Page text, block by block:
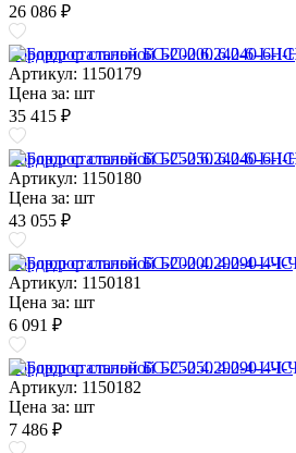
26 086 ₽
Бордюр стальной БС-200.6.240-6-I-НС
Артикул: 1150179
Цена за: шт
35 415 ₽
Бордюр стальной БС-250.6.240-6-I-НС
Артикул: 1150180
Цена за: шт
43 055 ₽
Бордюр стальной БС-200.4.290-4-I-ЧС
Артикул: 1150181
Цена за: шт
6 091 ₽
Бордюр стальной БС-250.4.290-4-I-ЧС
Артикул: 1150182
Цена за: шт
7 486 ₽